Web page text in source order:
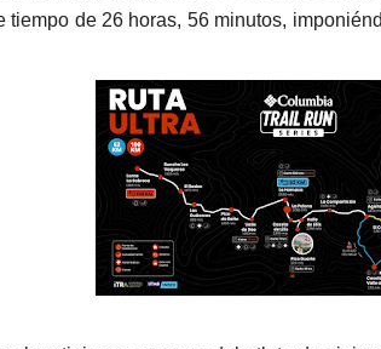
tiempo de 26 horas, 56 minutos,